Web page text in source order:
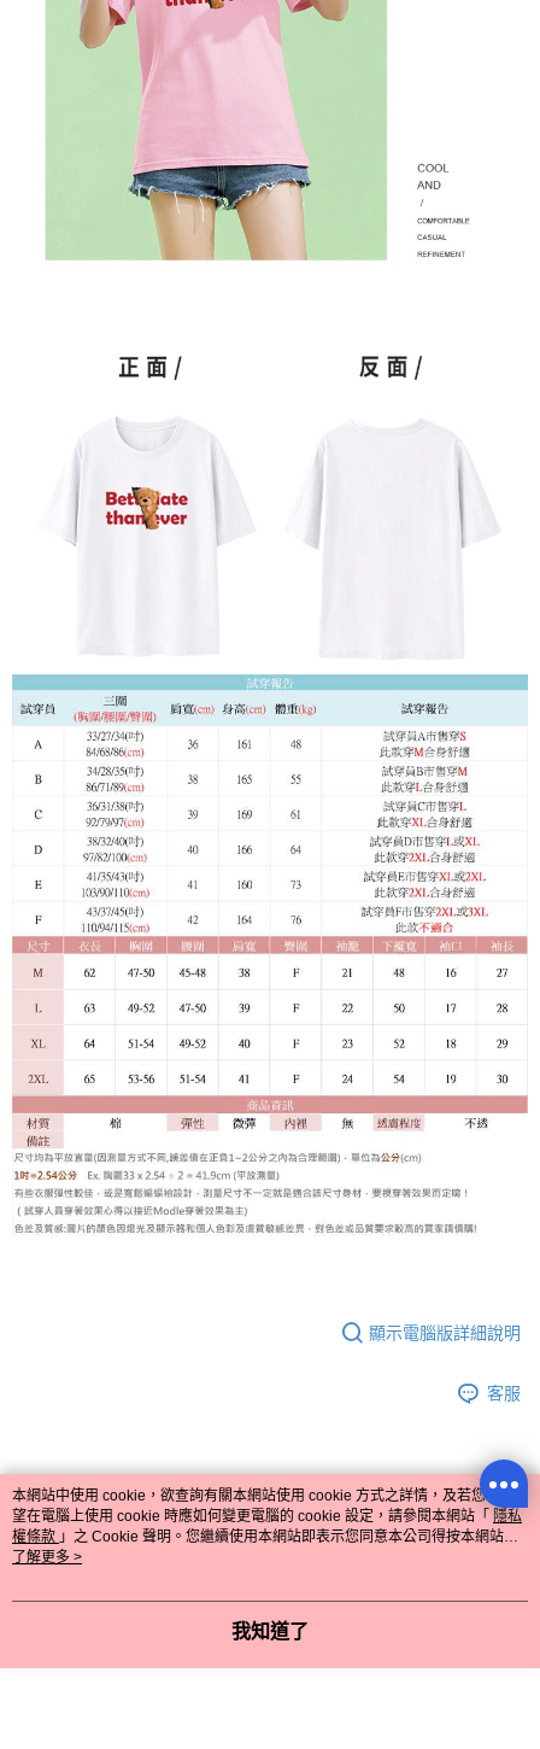
顯示電腦版詳細說明
客服
商品相關分類 (6) 查看全部
❄清涼夏款❄
評價
本網站中使用 cookie，欲查詢有關本網站使用 cookie 方式之詳情，及若您不希
望在電腦上使用 cookie 時應如何變更電腦的 cookie 設定，請參閱本網站「 隱私
權條款 」之 Cookie 聲明。您繼續使用本網站即表示您同意本公司得按本網站使
用條款之 Cookie 聲明使用 cookie。
了解更多 >
我知道了